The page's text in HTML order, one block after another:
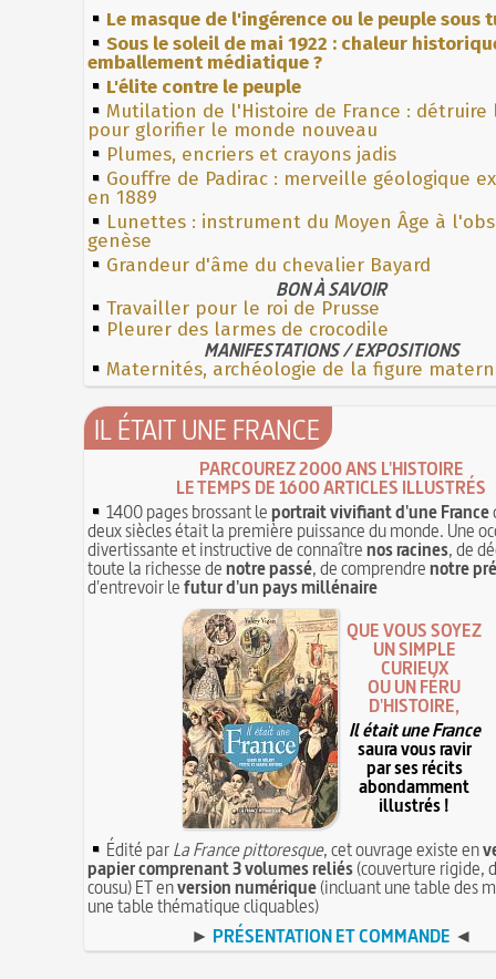
Le masque de l'ingérence ou le peuple sous
Sous le soleil de mai 1922 : chaleur
emballement médiatique ?
L'élite contre le peuple
Mutilation de l'Histoire de France : détruire
pour glorifier le monde nouveau
Plumes, encriers et crayons jadis
Gouffre de Padirac : merveille géologique
en 1889
Lunettes : instrument du Moyen Âge à
genèse
Grandeur d'âme du chevalier Bayard
BON À SAVOIR
Travailler pour le roi de Prusse
Pleurer des larmes de crocodile
MANIFESTATIONS / EXPOSITIONS
Maternités, archéologie de la figure
IL ÉTAIT UNE FRANCE
PARCOUREZ 2000 ANS L'HISTOIRE
LE TEMPS DE 1600 ARTICLES ILLUSTRÉS
1400 pages brossant leportrait vivifiant d'une France
deux siècles était la première puissance du monde. Une
divertissante et instructive de connaîtrenos racines, de
toute la richesse denotre passé, de comprendrenotre
d'entrevoir lefutur d'un pays millénaire
QUE VOUS SOYEZ
UN SIMPLE
CURIEUX
OU UN FÉRU
D'HISTOIRE,
Il était une France
saura vous ravir
par ses récits
abondamment
illustrés !
Édité parLa France pittoresque, cet ouvrage existe en
papier comprenant 3 volumes reliés(couverture rigide,
cousu) ET enversion numérique(incluant une table des
une table thématique cliquables)
► PRÉSENTATION ET COMMANDE ◄